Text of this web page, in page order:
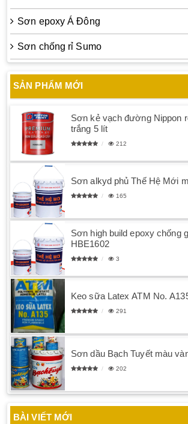
Sơn epoxy Á Đông
Sơn chống rỉ Sumo
SẢN PHẨM MỚI
Sơn kẻ vạch đường Nippon
trắng 5 lít
212
Sơn alkyd phủ Thế Hệ Mới
165
Sơn high build epoxy chống
HBE1602
3
Keo sữa Latex ATM No.
291
Sơn dầu Bạch Tuyết màu
202
BÀI VIẾT MỚI